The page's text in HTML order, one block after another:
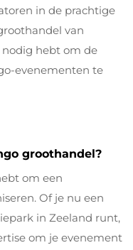
in de prachtige
van
hebt om de
evenementen te
groothandel?
om een
Of je nu een
in Zeeland runt,
om je evenement